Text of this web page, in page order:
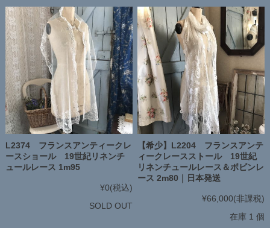
L2374 フランスアンティークレ
ースショール 19世紀リネンチ
ュールレース 1m95
¥0(税込)
SOLD OUT
【希少】L2204 フランスアンテ
ィークレースストール 19世紀
リネンチュールレース＆ボビンレ
ース 2m80｜日本発送
¥66,000(非課税)
在庫 1 個